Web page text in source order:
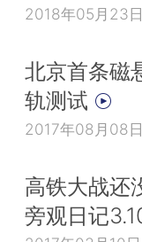
2018年05月23日
北京首条磁
轨测试
2017年08月08日
高铁大战还
旁观日记